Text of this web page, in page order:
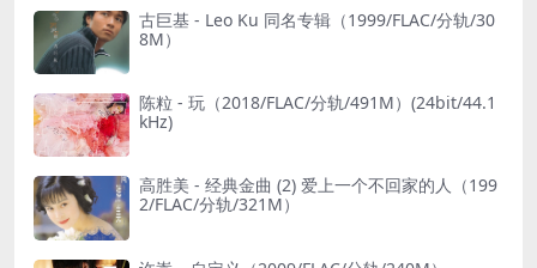
古巨基 - Leo Ku 同名专辑（1999/FLAC/分轨/30
8M）
陈粒 - 玩（2018/FLAC/分轨/491M）(24bit/44.1
kHz)
高胜美 - 经典金曲 (2) 爱上一个不回家的人（199
2/FLAC/分轨/321M）